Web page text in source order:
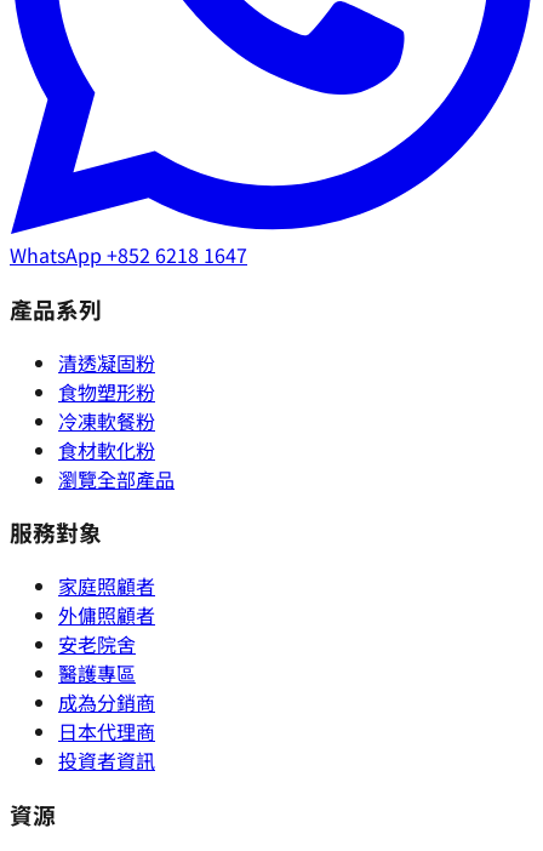
WhatsApp +852 6218 1647
產品系列
清透凝固粉
食物塑形粉
冷凍軟餐粉
食材軟化粉
瀏覽全部產品
服務對象
家庭照顧者
外傭照顧者
安老院舍
醫護專區
成為分銷商
日本代理商
投資者資訊
資源